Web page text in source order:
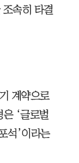
속히 타결
계약으로
은 ‘글로벌
석’이라는